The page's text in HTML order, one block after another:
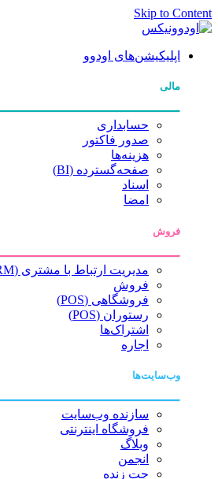
Skip to Content
اپلیکیشن‌های اودوو
مالی
حسابداری
صدور فاکتور
هزینه‌ها
صفحه‌گسترده (BI)
اسناد
امضا
فروش
مدیریت ارتباط با مشتری (CRM)
فروش
فروشگاهی (POS)
رستوران (POS)
اشتراک‌ها
اجاره
وب‌سایت‌ها
سازنده وب‌سایت
فروشگاه اینترنتی
وبلاگ
انجمن
چت زنده